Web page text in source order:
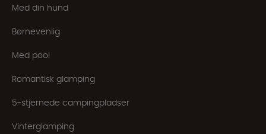
Med din hund
Børnevenlig
Med pool
Romantisk glamping
5-stjernede campingpladser
Vinterglamping